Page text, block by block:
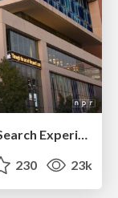
"I'm Feeling Lucky" - Building Great Search Experiences for Today's Users (#IAC19)
230 23k